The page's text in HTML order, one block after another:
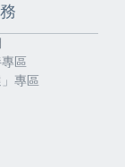
區
」專區